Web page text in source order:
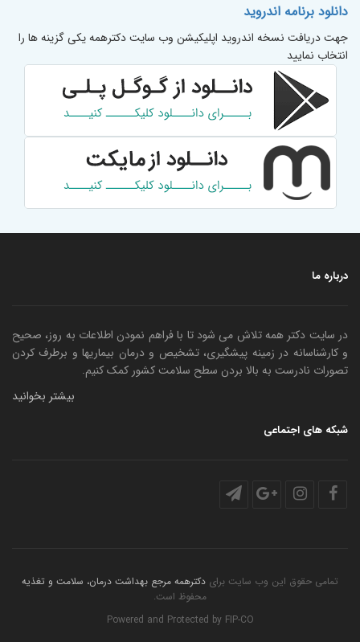
دانلود برنامه اندروید
جهت دریافت نسخه اندروید اپلیکیشن وب سایت دکترهمه یکی گزینه ها را
انتخاب نمایید
درباره ما
در سایت دکتر همه تلاش می شود تا با فراهم نمودن اطلاعات به روز، صحیح
و کارشناسانه در زمینه پیشگیری، تشخیص و درمان بیماریها و برطرف کردن
تصورات نادرست به بالا بردن سطح سلامت کشور کمک کنیم.
بیشتر بخوانید
شبکه های اجتماعی
تمامی حقوق این وب سایت برای دکترهمه مرجع بهداشت درمان، سلامت و تغذیه
محفوظ است.
Powered and Protected by FIP-CO